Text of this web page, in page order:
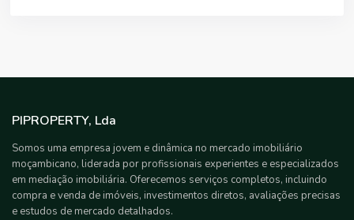
PIPROPERTY, Lda
Somos uma empresa jovem e dinâmica no mercado imobiliário
moçambicano, liderada por profissionais experientes e especializados
em mediação imobiliária. Oferecemos serviços completos, incluindo
compra e venda de imóveis, investimentos diretos, avaliações precisas
e estudos de mercado detalhados.